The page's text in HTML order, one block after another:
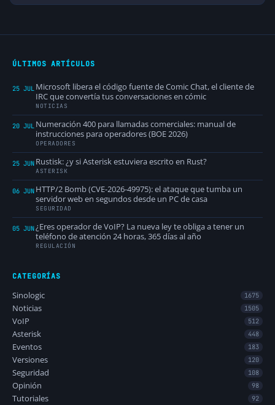
ÚLTIMOS ARTÍCULOS
25 JUL Microsoft libera el código fuente de Comic Chat, el cliente de
IRC que convertía tus conversaciones en cómic
NOTICIAS
20 JUL Numeración 400 para llamadas comerciales: manual de
instrucciones para operadores (BOE 2026)
OPERADORES
25 JUN Rustisk: ¿y si Asterisk estuviera escrito en Rust?
ASTERISK
06 JUN HTTP/2 Bomb (CVE-2026-49975): el ataque que tumba un
servidor web en segundos desde un PC de casa
SEGURIDAD
05 JUN¿Eres operador de VoIP? La nueva ley te obliga a tener un
teléfono de atención 24 horas, 365 días al año
REGULACIÓN
CATEGORÍAS
Sinologic 1675
Noticias 1505
VoIP 512
Asterisk 448
Eventos 183
Versiones 120
Seguridad 108
Opinión 98
Tutoriales 92